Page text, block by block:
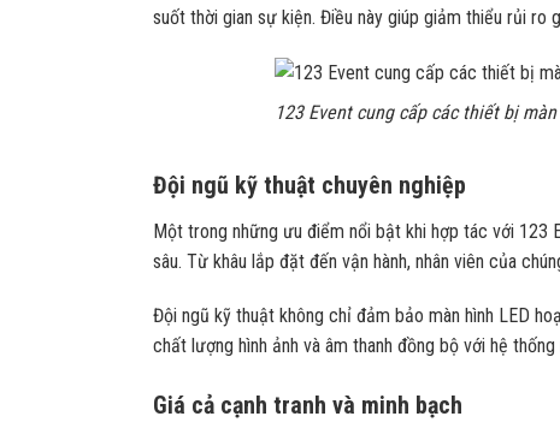
suốt thời gian sự kiện. Điều này giúp giảm thiểu rủi
123 Event cung cấp các thiết bị
Đội ngũ kỹ thuật chuyên nghiệp
Một trong những ưu điểm nổi bật khi hợp tác với 123
sâu. Từ khâu lắp đặt đến vận hành, nhân viên của
Đội ngũ kỹ thuật không chỉ đảm bảo màn hình LED
chất lượng hình ảnh và âm thanh đồng bộ với hệ thống
Giá cả cạnh tranh và minh bạch